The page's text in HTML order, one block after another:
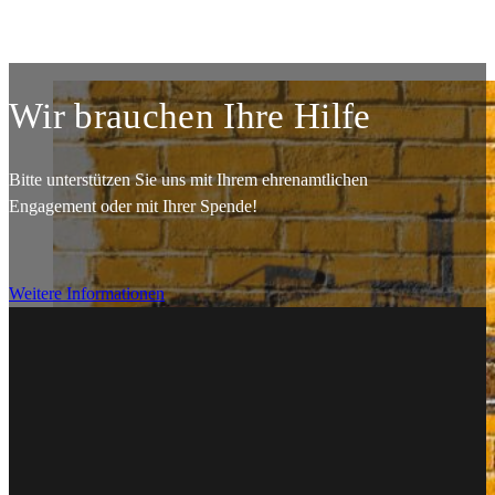
Wir brauchen Ihre Hilfe
Bitte unterstützen Sie uns mit Ihrem ehrenamtlichen
Engagement oder mit Ihrer Spende!
Weitere Informationen